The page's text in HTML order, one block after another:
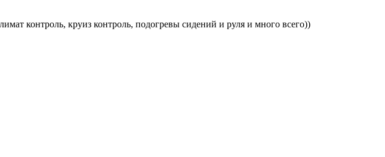
контроль, круиз контроль, подогревы сидений и руля и много всего))